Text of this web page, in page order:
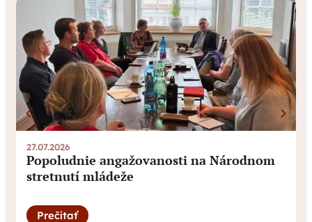
27.07.2026
Popoludnie angažovanosti na Národnom
stretnutí mládeže
Prečítať